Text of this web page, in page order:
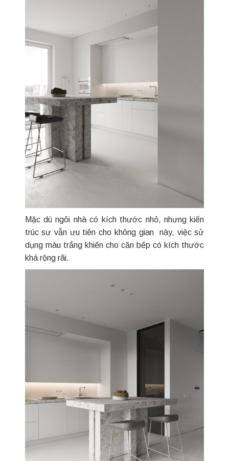
Mặc dù ngôi nhà có kích thước nhỏ, nhưng kiến
trúc sư vẫn ưu tiên cho không gian này, việc sử
dụng màu trắng khiến cho căn bếp có kích thước
khá rộng rãi.